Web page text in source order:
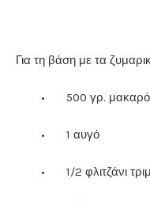
Για τη βάση με τα
• 500 γρ.
• 1 αυγό
• 1/2 φλιτζάνι